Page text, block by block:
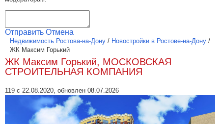
Отправить Отмена
Недвижимость Ростова-на-Дону / Новостройки в Ростове-на-Дону /
ЖК Максим Горький
ЖК Максим Горький, МОСКОВСКАЯ
СТРОИТЕЛЬНАЯ КОМПАНИЯ
119 с 22.08.2020, обновлен 08.07.2026